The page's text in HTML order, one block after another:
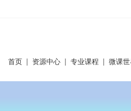
首页 | 资源中心 | 专业课程 | 微课